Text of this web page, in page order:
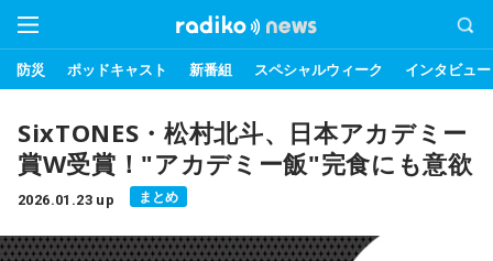
防災 ポッドキャスト 新番組 スペシャルウィーク インタビュー
SixTONES・松村北斗、日本アカデミー
賞W受賞！"アカデミー飯"完食にも意欲
2026.01.23 up まとめ